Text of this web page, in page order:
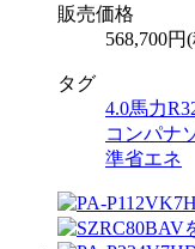
販売価格
568,700円
タグ
4.0馬力
コンパナ
準省エネ